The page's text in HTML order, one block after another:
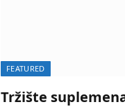
FEATURED
Tržište